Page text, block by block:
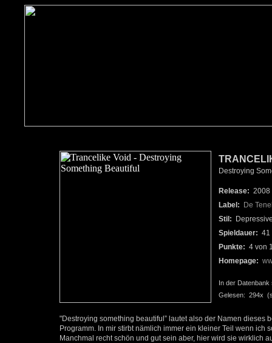
Destroying
Release: 2008
Label:
De
Stil:
Spieldauer: 41
Punkte: 4 von
Homepage:
In der Datenbank
Gelesen: 294x
"Destroying something beautiful” lautet also der Namen
Programm. In mir stirbt nämlich immer ein kleiner Teil wenn
Manchmal recht schön und gut sein aber, hier wird sie wirklich